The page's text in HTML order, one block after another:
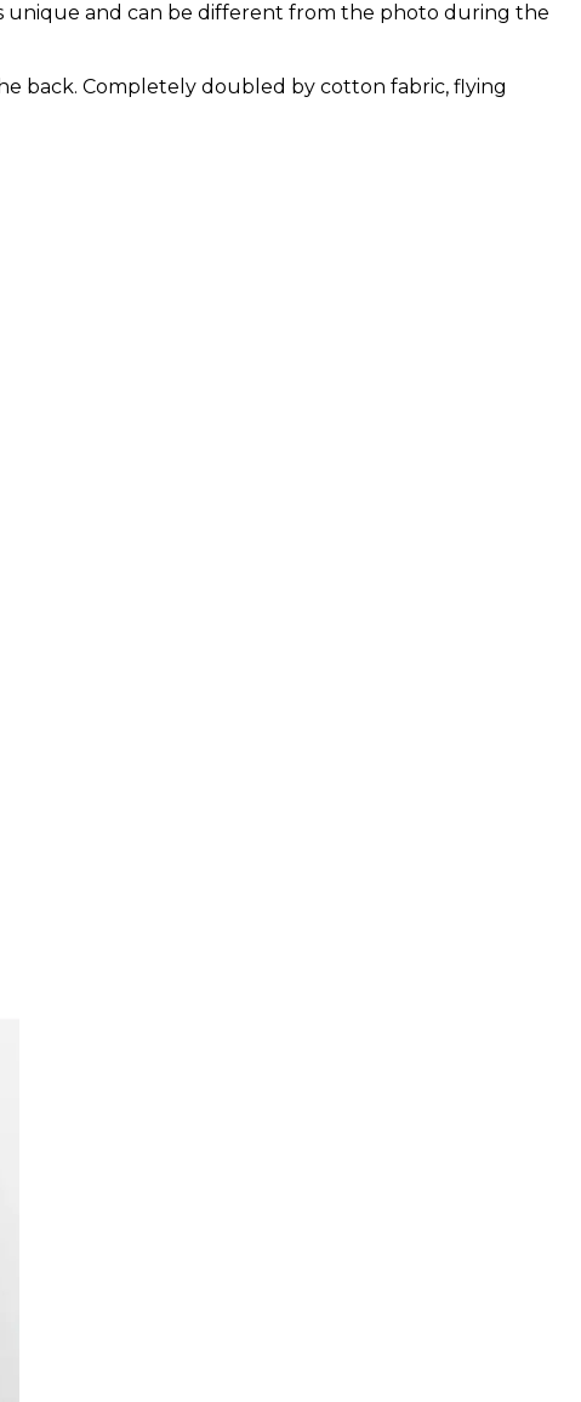
unique and can be different from the photo during the
back. Completely doubled by cotton fabric, flying